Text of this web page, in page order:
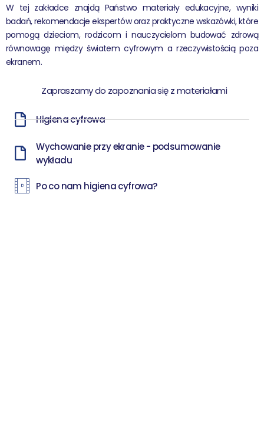
W tej zakładce znajdą Państwo materiały edukacyjne, wyniki
badań, rekomendacje ekspertów oraz praktyczne wskazówki, które
pomogą dzieciom, rodzicom i nauczycielom budować zdrową
równowagę między światem cyfrowym a rzeczywistością poza
ekranem.
Zapraszamy do zapoznania się z materiałami
Higiena cyfrowa
Wychowanie przy ekranie - podsumowanie
wykładu
Po co nam higiena cyfrowa?